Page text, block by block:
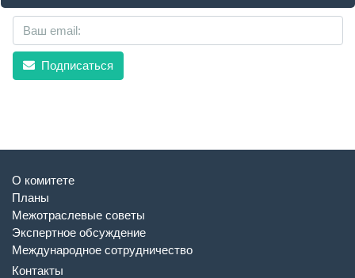
Подписаться
О комитете
Планы
Межотраслевые советы
Экспертное обсуждение
Международное сотрудничество
Контакты